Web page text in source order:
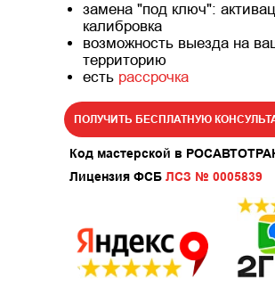
замена "под ключ":
калибровка
возможность выезда на
территорию
есть рассрочка
ПОЛУЧИТЬ БЕСПЛАТНУЮ
Код мастерской в
Лицензия ФСБ ЛСЗ № 0005839